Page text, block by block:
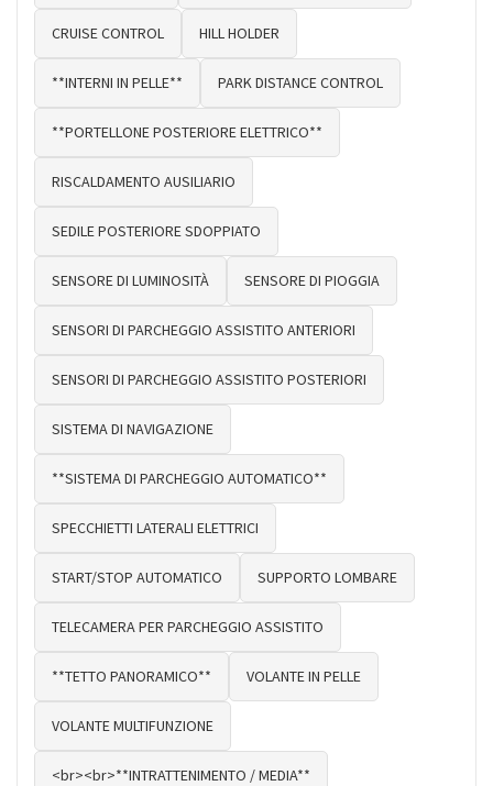
CRUISE CONTROL HILL HOLDER
**INTERNI IN PELLE** PARK DISTANCE CONTROL
**PORTELLONE POSTERIORE ELETTRICO**
RISCALDAMENTO AUSILIARIO
SEDILE POSTERIORE SDOPPIATO
SENSORE DI LUMINOSITÀ SENSORE DI PIOGGIA
SENSORI DI PARCHEGGIO ASSISTITO ANTERIORI
SENSORI DI PARCHEGGIO ASSISTITO POSTERIORI
SISTEMA DI NAVIGAZIONE
**SISTEMA DI PARCHEGGIO AUTOMATICO**
SPECCHIETTI LATERALI ELETTRICI
START/STOP AUTOMATICO SUPPORTO LOMBARE
TELECAMERA PER PARCHEGGIO ASSISTITO
**TETTO PANORAMICO** VOLANTE IN PELLE
VOLANTE MULTIFUNZIONE
<br><br>**INTRATTENIMENTO / MEDIA**